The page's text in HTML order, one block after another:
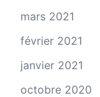
mars 2021
février 2021
janvier 2021
octobre 2020